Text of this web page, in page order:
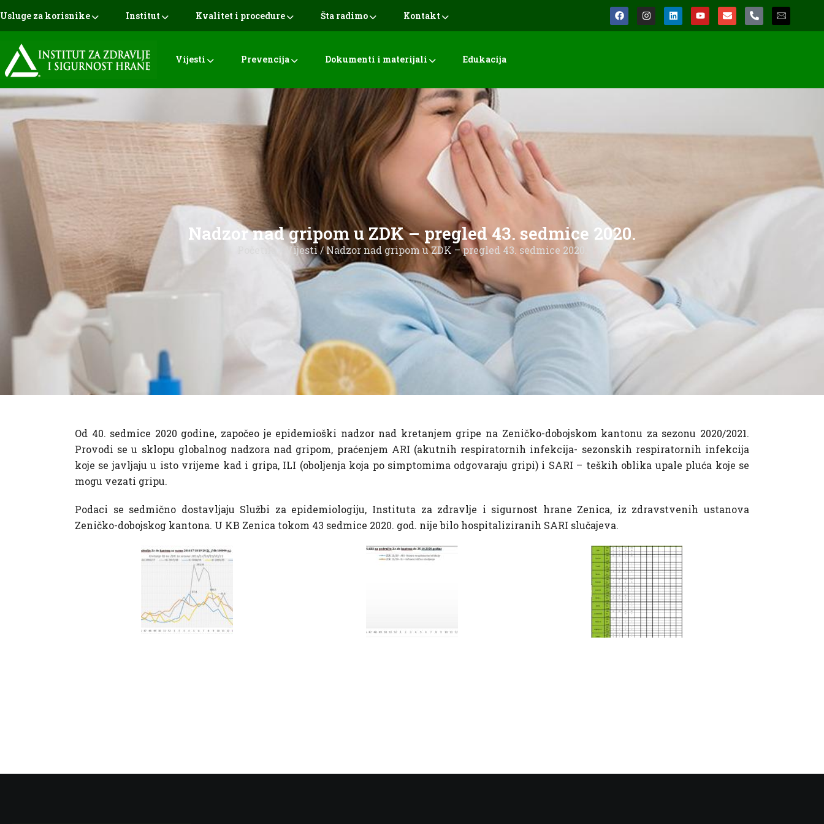
Usluge za korisnike Institut Kvalitet i procedure Šta radimo Kontakt
Vijesti Prevencija Dokumenti i materijali Edukacija
Nadzor nad gripom u ZDK – pregled 43. sedmice 2020.
Vijesti/ Nadzor nad gripom u ZDK – pregled 43. sedmice 2020.
Od 40. sedmice 2020 godine, započeo je epidemioški nadzor nad kretanjem gripe na Zeničko-dobojskom kantonu za sezonu 2020/2021.
Provodi se u sklopu globalnog nadzora nad gripom, praćenjem ARI (akutnih respiratornih infekcija- sezonskih respiratornih infekcija
koje se javljaju u isto vrijeme kad i gripa, ILI (oboljenja koja po simptomima odgovaraju gripi) i SARI – teških oblika upale pluća koje se
mogu vezati gripu.
Podaci se sedmično dostavljaju Službi za epidemiologiju, Instituta za zdravlje i sigurnost hrane Zenica, iz zdravstvenih ustanova
Zeničko-dobojskog kantona. U KB Zenica tokom 43 sedmice 2020. god. nije bilo hospitaliziranih SARI slučajeva.